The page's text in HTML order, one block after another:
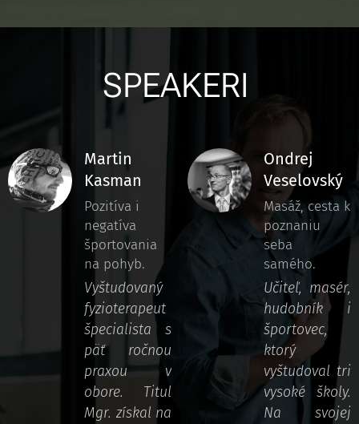
SPEAKERI
Martin
Kasman
Pozitíva i
negatíva
športovania
na pohyb.
Vyštudovaný
fyzioterapeut
špecialista s
päť ročnou
praxou v
obore. Titul
Mgr. získal na
Ondrej
Veselovský
Masáž, cesta k
poznaniu
seba
samého.
Učiteľ, masér,
hudobník i
športovec,
ktorý
vyštudoval tri
vysoké školy.
Na svojej